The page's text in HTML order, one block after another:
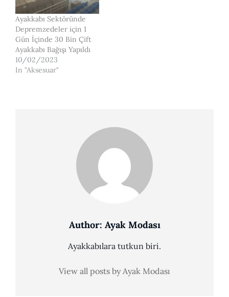
Ayakkabı Sektöründe
Depremzedeler için 1
Gün İçinde 30 Bin Çift
Ayakkabı Bağışı Yapıldı
10/02/2023
In "Aksesuar"
Author: Ayak Modası
Ayakkabılara tutkun biri.
View all posts by Ayak Modası